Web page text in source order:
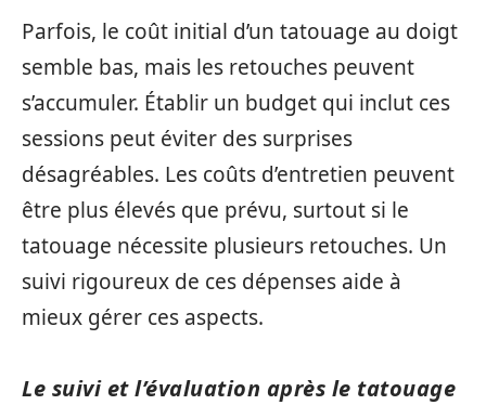
Parfois, le coût initial d’un tatouage au doigt
semble bas, mais les retouches peuvent
s’accumuler. Établir un budget qui inclut ces
sessions peut éviter des surprises
désagréables. Les coûts d’entretien peuvent
être plus élevés que prévu, surtout si le
tatouage nécessite plusieurs retouches. Un
suivi rigoureux de ces dépenses aide à
mieux gérer ces aspects.
Le suivi et l’évaluation après le tatouage